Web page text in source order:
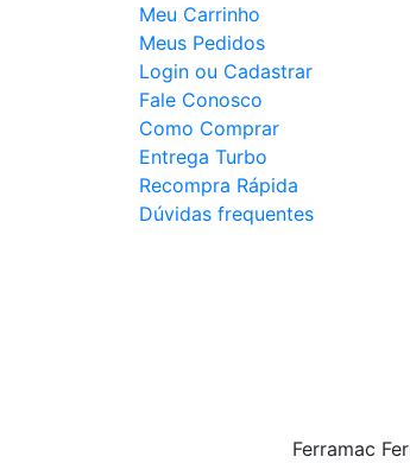
Meu Carrinho
Meus Pedidos
Login ou Cadastrar
Fale Conosco
Como Comprar
Entrega Turbo
Recompra Rápida
Dúvidas frequentes
Ferramac